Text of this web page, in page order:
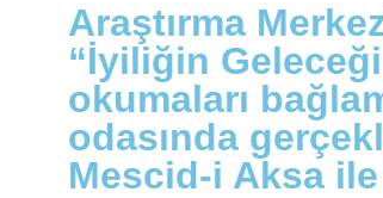
Araştırma
“İyiliğin
okumaları
odasında
Mescid-i Aksa